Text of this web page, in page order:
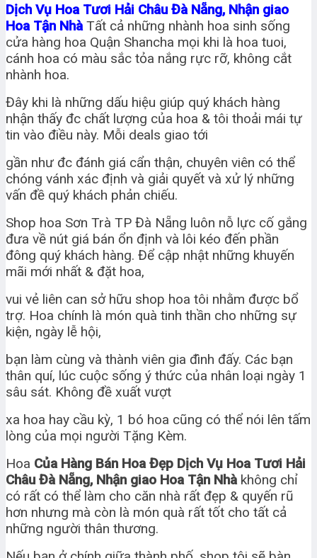
Dịch Vụ Hoa Tươi Hải Châu Đà Nẵng, Nhận giao
Hoa Tận Nhà Tất cả những nhành hoa sinh sống
cửa hàng hoa Quận Shancha mọi khi là hoa tuoi,
cánh hoa có màu sắc tỏa nắng rực rỡ, không cắt
nhành hoa.
Đây khi là những dấu hiệu giúp quý khách hàng
nhận thấy đc chất lượng của hoa & tôi thoải mái tự
tin vào điều này. Mỗi deals giao tới
gần như đc đánh giá cẩn thận, chuyên viên có thể
chóng vánh xác định và giải quyết và xử lý những
vấn đề quý khách phản chiếu.
Shop hoa Sơn Trà TP Đà Nẵng luôn nỗ lực cố gắng
đưa về nút giá bán ổn định và lôi kéo đến phần
đông quý khách hàng. Để cập nhật những khuyến
mãi mới nhất & đặt hoa,
vui vẻ liên can sở hữu shop hoa tôi nhằm được bổ
trợ. Hoa chính là món quà tinh thần cho những sự
kiện, ngày lễ hội,
bạn làm cùng và thành viên gia đình đấy. Các bạn
thân quí, lúc cuộc sống ý thức của nhân loại ngày 1
sâu sát. Không đề xuất vượt
xa hoa hay cầu kỳ, 1 bó hoa cũng có thể nói lên tấm
lòng của mọi người Tặng Kèm.
Hoa Của Hàng Bán Hoa Đẹp Dịch Vụ Hoa Tươi Hải
Châu Đà Nẵng, Nhận giao Hoa Tận Nhà không chỉ
có rất có thể làm cho căn nhà rất đẹp & quyến rũ
hơn nhưng mà còn là món quà rất tốt cho tất cả
những người thân thương.